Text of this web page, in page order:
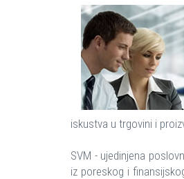
iskustva u trgovini i
SVM - ujedinjena
iz poreskog i